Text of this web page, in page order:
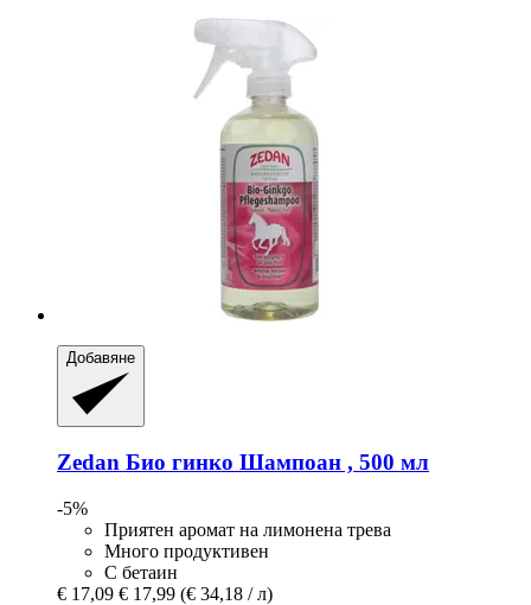
Добавяне
Zedan Био гинко Шампоан , 500 мл
-5%
Приятен аромат на лимонена трева
Много продуктивен
С бетаин
€ 17,09 € 17,99 (€ 34,18 / л)